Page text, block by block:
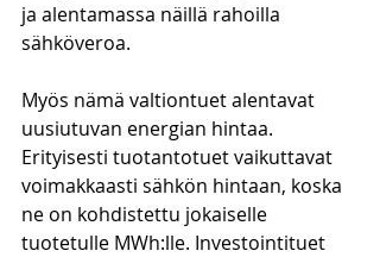
ja alentamassa näillä rahoilla
sähköveroa.
Myös nämä valtiontuet alentavat
uusiutuvan energian hintaa.
Erityisesti tuotantotuet vaikuttavat
voimakkaasti sähkön hintaan, koska
ne on kohdistettu jokaiselle
tuotetulle MWh:lle. Investointituet